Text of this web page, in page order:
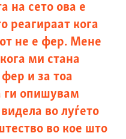
на сето ова е
реагираат кога
не е фер. Мене
ми стана
фер и за тоа
ги опишувам
во луѓето
во кое што